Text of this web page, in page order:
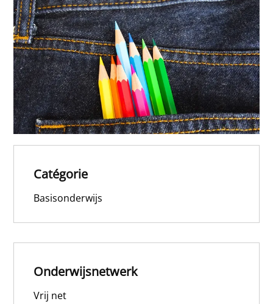
Catégorie
Basisonderwijs
Onderwijsnetwerk
Vrij net